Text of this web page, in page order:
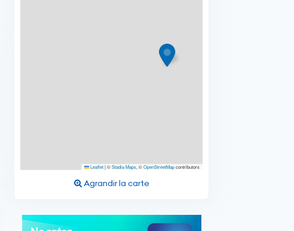
Leaflet|©Stadia Maps, ©OpenStreetMapcontributors
Agrandir la carte